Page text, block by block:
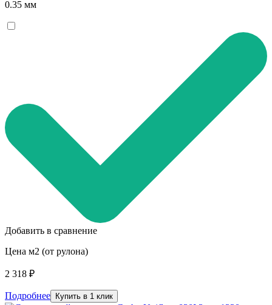
0.35 мм
Добавить в сравнение
Цена м2 (от рулона)
2 318 ₽
Подробнее Купить в 1 клик